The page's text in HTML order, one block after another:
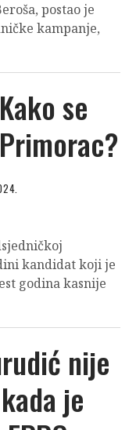
postao je
kampanje,
se
kandidat koji je
godina kasnije
nije
je